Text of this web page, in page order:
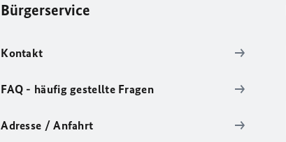
Bürgerservice
Kontakt
FAQ - häufig gestellte Fragen
Adresse / Anfahrt